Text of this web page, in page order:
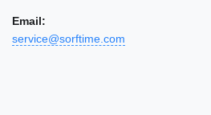
Email:
service@sorftime.com